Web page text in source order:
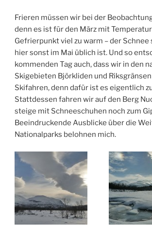
Frieren müssen wir bei der
denn es ist für den März mit
Gefrierpunkt viel zu warm – der Schnee
hier sonst im Mai üblich ist. Und so
kommenden Tag auch, dass wir in den
Skigebieten Björkliden und
Skifahren, denn dafür ist es eigentlich
Stattdessen fahren wir auf den Berg
steige mit Schneeschuhen noch zum
Beeindruckende Ausblicke über die
Nationalparks belohnen mich.